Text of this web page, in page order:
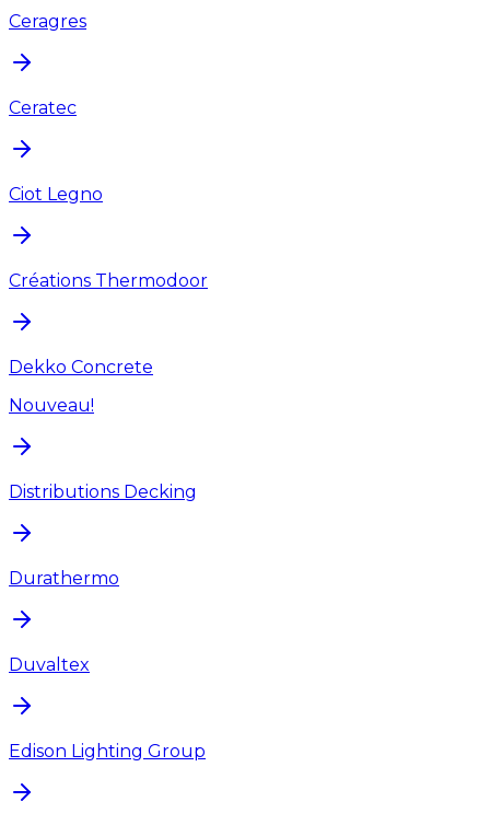
Ceragres
Ceratec
Ciot Legno
Créations Thermodoor
Dekko Concrete
Nouveau!
Distributions Decking
Durathermo
Duvaltex
Edison Lighting Group